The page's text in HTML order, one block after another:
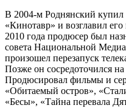
В 2004-м Роднянский купил
«Кинотавр» и возглавил
2010 года продюсер был
совета Национальной
произошел перезапуск
Позже он сосредоточился
Продюсировал фильмы и
«Обитаемый остров»,
«Бесы», «Тайна перевала